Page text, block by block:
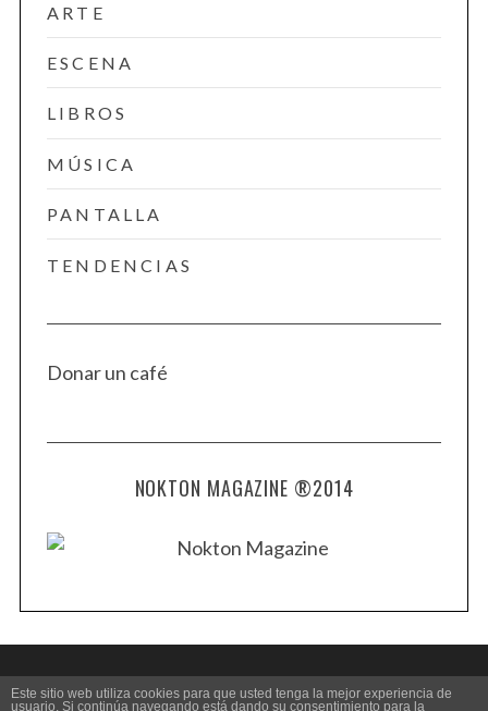
ARTE
ESCENA
LIBROS
MÚSICA
PANTALLA
TENDENCIAS
Donar un café
NOKTON MAGAZINE ®2014
Este sitio web utiliza cookies para que usted tenga la mejor experiencia de
usuario. Si continúa navegando está dando su consentimiento para la